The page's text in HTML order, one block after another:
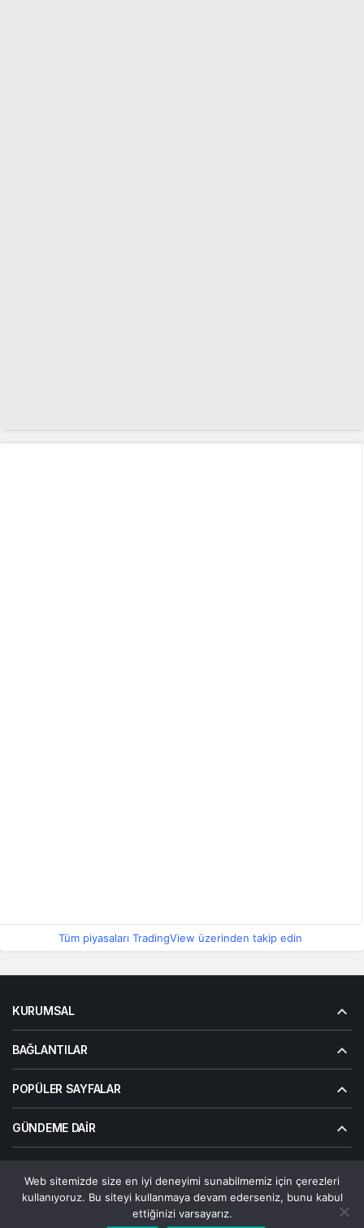
Tüm piyasaları TradingView üzerinden takip edin
KURUMSAL
BAĞLANTILAR
POPÜLER SAYFALAR
GÜNDEME DAIR
© Telif Hakkı 2026, Tüm Hakları Saklıdır | Alanalp İnternet
Çözümler
Gizlilik Politikası Hakkımızda
Web sitemizde size en iyi deneyimi sunabilmemiz için çerezleri
kullanıyoruz. Bu siteyi kullanmaya devam ederseniz, bunu kabul
ettiğinizi varsayarız.